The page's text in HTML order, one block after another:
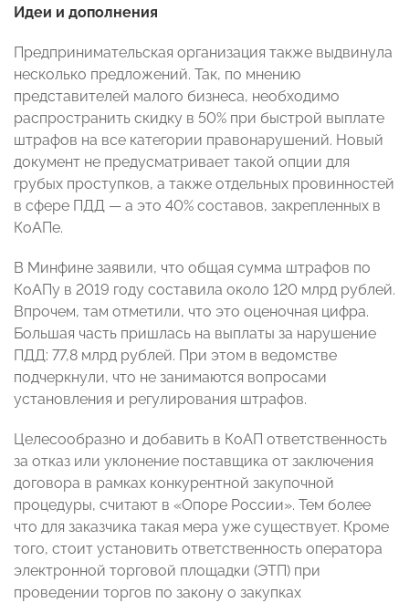
Идеи и дополнения
Предпринимательская организация также выдвинула
несколько предложений. Так, по мнению
представителей малого бизнеса, необходимо
распространить скидку в 50% при быстрой выплате
штрафов на все категории правонарушений. Новый
документ не предусматривает такой опции для
грубых проступков, а также отдельных провинностей
в сфере ПДД — а это 40% составов, закрепленных в
КоАПе.
В Минфине заявили, что общая сумма штрафов по
КоАПу в 2019 году составила около 120 млрд рублей.
Впрочем, там отметили, что это оценочная цифра.
Большая часть пришлась на выплаты за нарушение
ПДД: 77,8 млрд рублей. При этом в ведомстве
подчеркнули, что не занимаются вопросами
установления и регулирования штрафов.
Целесообразно и добавить в КоАП ответственность
за отказ или уклонение поставщика от заключения
договора в рамках конкурентной закупочной
процедуры, считают в «Опоре России». Тем более
что для заказчика такая мера уже существует. Кроме
того, стоит установить ответственность оператора
электронной торговой площадки (ЭТП) при
проведении торгов по закону о закупках